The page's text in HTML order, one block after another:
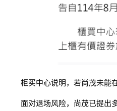
柜买中心说明，若尚茂未能
面对退场风险，尚茂已提出